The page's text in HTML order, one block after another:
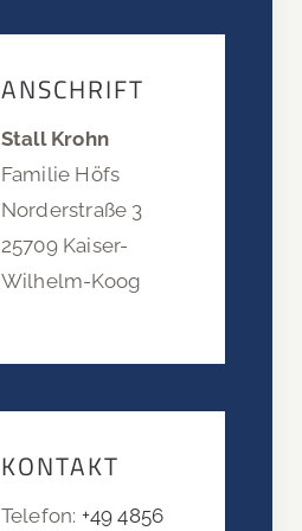
ANSCHRIFT
Stall Krohn
Familie Höfs
Norderstraße 3
25709 Kaiser-
Wilhelm-Koog
KONTAKT
Telefon: +49 4856